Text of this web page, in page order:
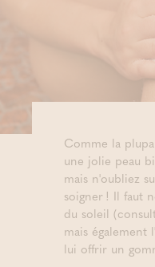
Comme la
une jolie peau
mais n'oubliez
soigner ! Il faut
du soleil
mais
lui offrir un